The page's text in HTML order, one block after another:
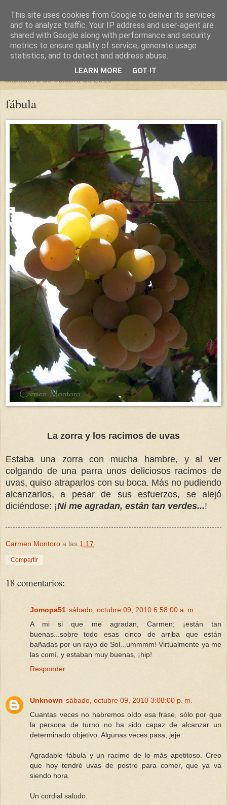
un sitio diferente
una casa para crecer, un castillo para soñar
sábado, 9 de octubre de 2010
fábula
La zorra y los racimos de uvas
Estaba una zorra con mucha hambre, y al ver
colgando de una parra unos deliciosos racimos de
uvas, quiso atraparlos con su boca. Más no pudiendo
alcanzarlos, a pesar de sus esfuerzos, se alejó
diciéndose: ¡Ni me agradan, están tan verdes...!
Carmen Montoro a las 1:17
Compartir
18 comentarios:
Jomopa51 sábado, octubre 09, 2010 6:58:00 a. m.
A mi si que me agradan, Carmen; ¡están tan
buenas...sobre todo esas cinco de arriba que están
bañadas por un rayo de Sol...ummmm! Virtualmente ya me
las comí, y estaban muy buenas, ¡hip!
Responder
Unknown sábado, octubre 09, 2010 3:08:00 p. m.
Cuantas veces no habremos oído esa frase, sólo por que
la persona de turno no ha sido capaz de alcanzar un
determinado objetivo. Algunas veces pasa, jeje.
Agradable fábula y un racimo de lo más apetitoso. Creo
que hoy tendré uvas de postre para comer, que ya va
siendo hora.
Un cordial saludo.
This site uses cookies from Google to deliver its services
and to analyze traffic. Your IP address and user-agent are
shared with Google along with performance and security
metrics to ensure quality of service, generate usage
statistics, and to detect and address abuse.
LEARN MORE GOT IT